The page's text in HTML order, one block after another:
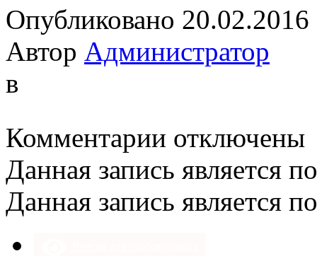
Опубликовано 20.02.2016
Автор Администратор
в
Комментарии записи
отключены
Данная запись является
Данная запись является